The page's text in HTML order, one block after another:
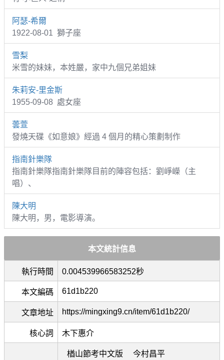
阿瑟-希爾
1922-08-01 獅子座
雪梨
米雪的妹妹，本姓嚴，家中九個兄弟姐妹
朱莉安-里金斯
1955-09-08 處女座
蕓萱
發燒天碟《如意娘》經過 4 個月的精心策劃制作
指南針樂隊
指南針樂隊指南針樂隊目前的陣容包括：劉崢嶸（主
唱）、
陳大明
陳大明，男，電影導演。
本文統計信息
執行時間 0.004539966583252秒
本文編碼 61d1b220
文章地址 https://mingxing9.cn/item/61d1b220/
核心詞 木下惠介
楢山節考中文版 今村昌平